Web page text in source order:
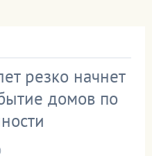
резко начнет
домов по